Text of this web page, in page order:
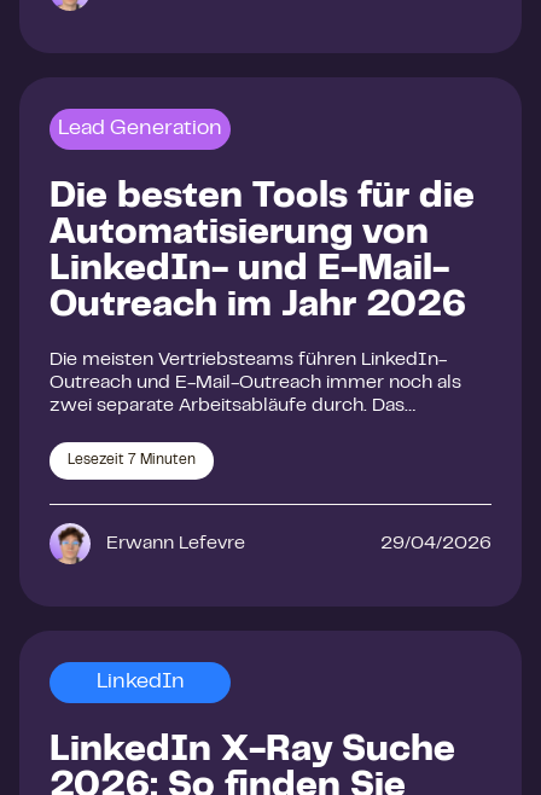
Lead Generation
Die besten Tools für die
Automatisierung von
LinkedIn- und E-Mail-
Outreach im Jahr 2026
Die meisten Vertriebsteams führen LinkedIn-
Outreach und E-Mail-Outreach immer noch als
zwei separate Arbeitsabläufe durch. Das…
Lesezeit 7 Minuten
Erwann Lefevre 29/04/2026
LinkedIn
LinkedIn X-Ray Suche
2026: So finden Sie